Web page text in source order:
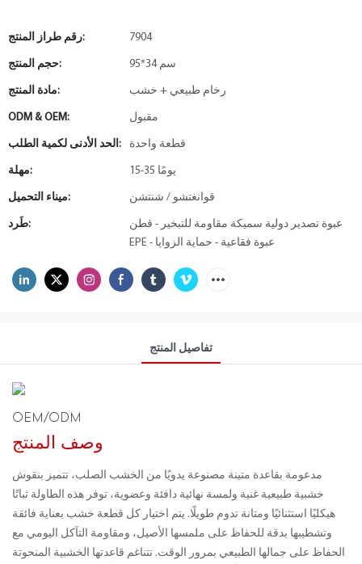
رقم طراز المنتج: 7904
حجم المنتج: 95*34 سم
مادة المنتج: رخام طبيعي + خشب
ODM & OEM: مقبول
الحد الأدنى لكمية الطلب: قطعة واحدة
مهلة: 15-35 يومًا
ميناء التحميل: قوانغتشو / شنتشن
طَرد:
عبوة تصدير دولية سميكة مقاومة للتبخير - قطن
EPE - عبوة فقاعية - حماية الزوايا
تفاصيل المنتج
OEM/ODM
وصف المنتج
مدعومة بقاعدة متينة مصنوعة يدويًا من الخشب الصلب، تتميز بنقوش
خشبية طبيعية غنية ولمسة نهائية دافئة وعضوية، توفر هذه الطاولة ثباتًا
هيكليًا استثنائيًا ومتانة تدوم طويلًا. يتم اختيار كل قطعة خشب بعناية فائقة
وتشطيبها بدقة للحفاظ على ملمسها الأصيل، ومقاومة التآكل اليومي مع
الحفاظ على جمالها الطبيعي بمرور الوقت. تتناغم قاعدتها الخشبية المنحوتة